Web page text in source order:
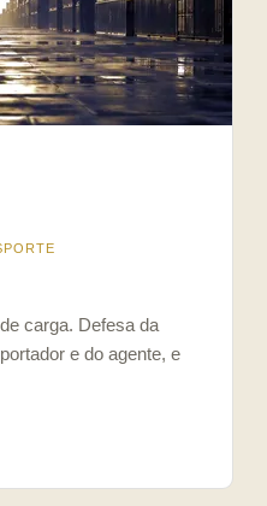
carga. Defesa da
e do agente, e